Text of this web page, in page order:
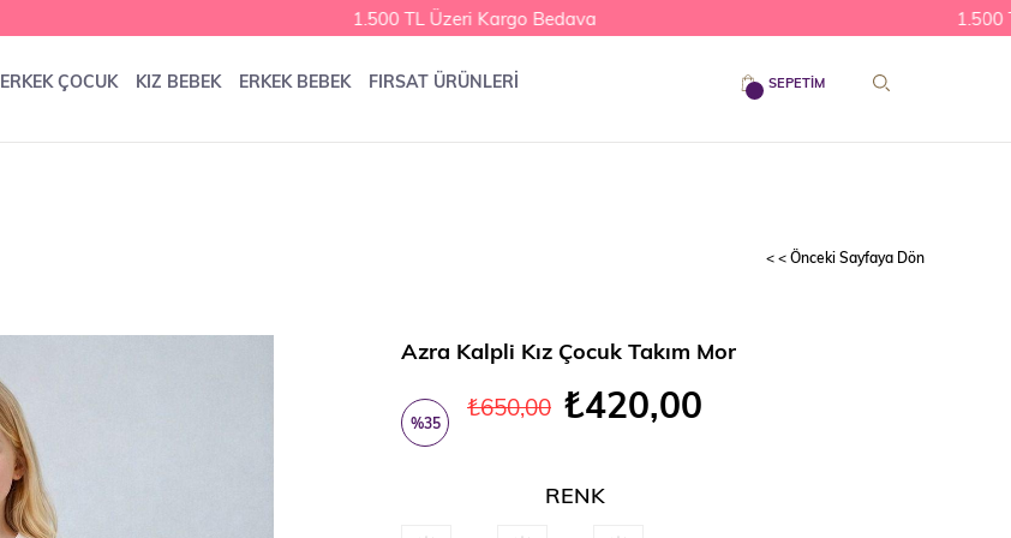
1.500 TL Üzeri Kargo Bedava 1.500
SEPETIM
ERKEK ÇOCUK KIZ BEBEK ERKEK BEBEK FIRSAT ÜRÜNLERİ
< < Önceki Sayfaya Dön
Azra Kalpli Kız Çocuk Takım Mor
%35
₺650,00 ₺420,00
RENK